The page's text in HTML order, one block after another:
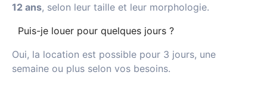
12 ans, selon leur taille et leur morphologie.
Puis-je louer pour quelques jours ?
Oui, la location est possible pour 3 jours, une
semaine ou plus selon vos besoins.